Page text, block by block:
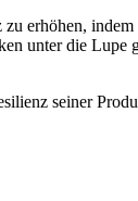
erhöhen, indem
unter die Lupe
seiner